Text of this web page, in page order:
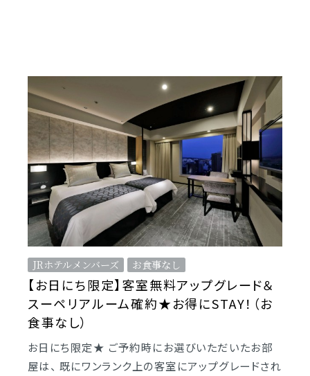
【お日にち限定】客室無料アップグレード＆
スーペリアルーム確約★お得にSTAY！（お
食事なし）
JRホテルメンバーズ お食事なし
お日にち限定★ ご予約時にお選びいただいたお部
屋は、 既にワンランク上の客室にアップグレードされ